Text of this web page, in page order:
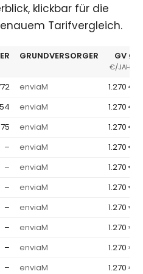
klickbar für die
Tarifvergleich.
GRUNDVERSORGER GV Ø
€/JAHR
enviaM
1.270 €
enviaM
1.270 €
enviaM
1.270 €
– enviaM
1.270 €
– enviaM
1.270 €
– enviaM
1.270 €
– enviaM
1.270 €
– enviaM
1.270 €
– enviaM
1.270 €
– enviaM
1.270 €